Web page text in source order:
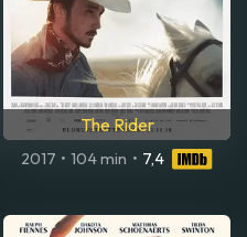
The Rider
2017 • 104 min • 7,4